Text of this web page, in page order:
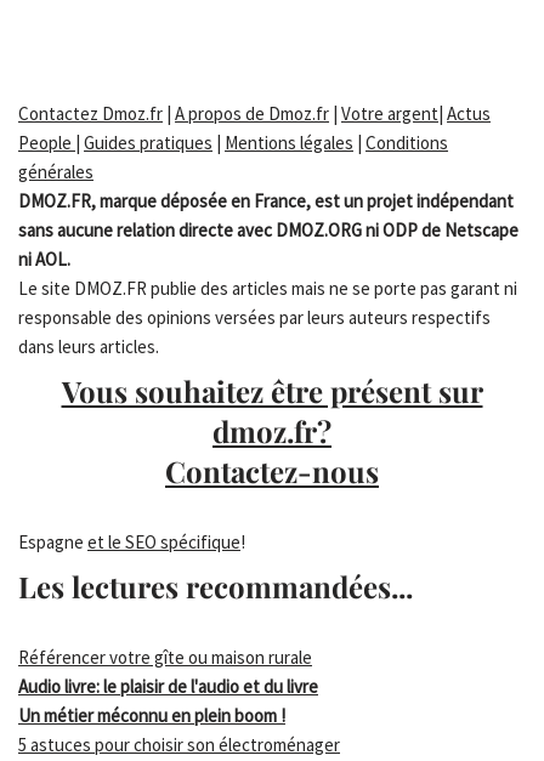
Contactez Dmoz.fr A propos de Dmoz.fr Votre argent Actus
People Guides pratiques Mentions légales Conditions
générales
DMOZ.FR, marque déposée en France, est un projet indépendant
sans aucune relation directe avec DMOZ.ORG ni ODP de Netscape
ni AOL.
Le site DMOZ.FR publie des articles mais ne se porte pas garant ni
responsable des opinions versées par leurs auteurs respectifs
dans leurs articles.
Vous souhaitez être présent sur
dmoz.fr?
Contactez-nous
Espagne et le SEO spécifique!
Les lectures recommandées...
Référencer votre gîte ou maison rurale
Audio livre: le plaisir de l'audio et du livre
Un métier méconnu en plein boom !
5 astuces pour choisir son électroménager